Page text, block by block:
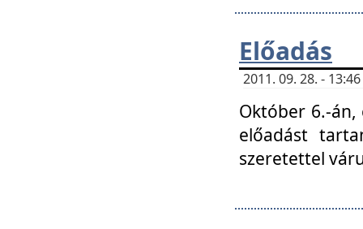
Előadás
2011. 09. 28. -
Október 6.-
előadást
szeretettel